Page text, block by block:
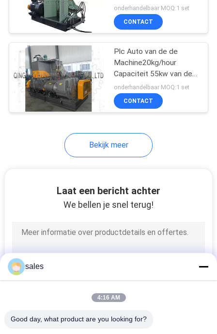
onderhandelbaar MOQ:1 set
CONTACT
Plc Auto van de de
Machine20kg/hour
Capaciteit 55kw van de
Controle Rubberkneder
de Motormacht
onderhandelbaar MOQ:1 set
CONTACT
Bekijk meer
Laat een bericht achter
We bellen je snel terug!
sales
4:16 AM
Good day, what product are you looking for?